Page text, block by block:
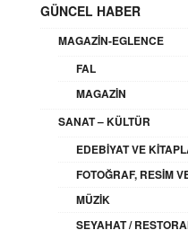
GÜNCEL HABER
MAGAZIN-EGLENCE
FAL
MAGAZIN
SANAT – KÜLTÜR
EDEBIYAT VE
FOTOĞRAF, RESIM
MÜZIK
SEYAHAT /